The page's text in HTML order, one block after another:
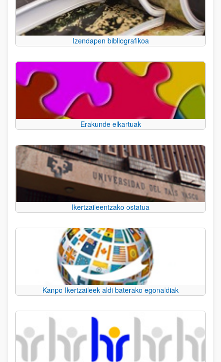
Izendapen bibliografikoa
Erakunde elkartuak
Ikertzaileentzako ostatua
Kanpo Ikertzaileek aldi baterako egonaldiak